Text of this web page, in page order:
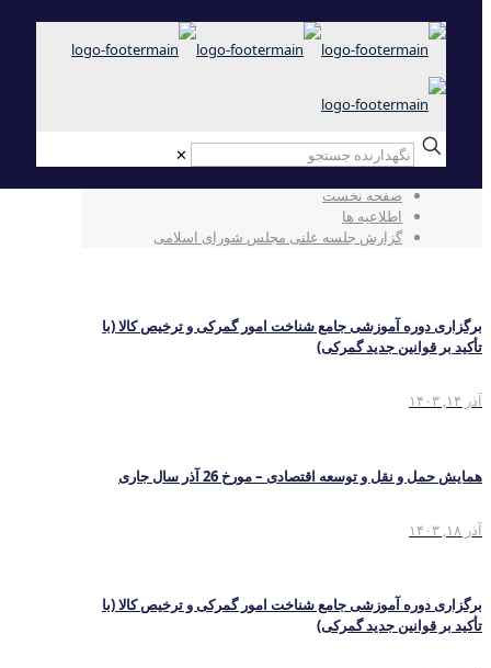
✕
گزارش جلسه علنی مجلس شورای اسلامی
صفحه نخست
اطلاعیه ها
گزارش جلسه علنی مجلس شورای اسلامی
برگزاری دوره آموزشی جامع شناخت امور گمرکی و ترخیص کالا (با
تأکید بر قوانین جدید گمرکی)
آذر ۱۴, ۱۴۰۳
همایش حمل و نقل و توسعه اقتصادی – مورخ 26 آذر سال جاری
آذر ۱۸, ۱۴۰۳
برگزاری دوره آموزشی جامع شناخت امور گمرکی و ترخیص کالا (با
تأکید بر قوانین جدید گمرکی)